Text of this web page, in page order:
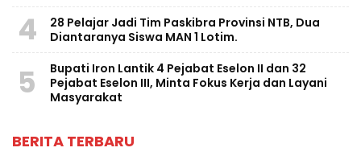
4
28 Pelajar Jadi Tim Paskibra Provinsi NTB, Dua
Diantaranya Siswa MAN 1 Lotim.
5
Bupati Iron Lantik 4 Pejabat Eselon II dan 32
Pejabat Eselon III, Minta Fokus Kerja dan Layani
Masyarakat
BERITA TERBARU